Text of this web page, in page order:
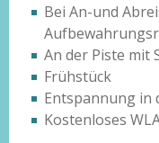
Bei An-und
An der Piste mit
Frühstück
Entspannung in
Kostenloses